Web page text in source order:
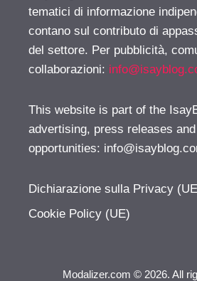
tematici di informazione
contano sul contributo di
del settore. Per pubblicità,
collaborazioni:
This website is part of the
advertising, press releases
opportunities:
Dichiarazione sulla Privacy
Cookie Policy (UE)
Modalizer.com © 2026. All